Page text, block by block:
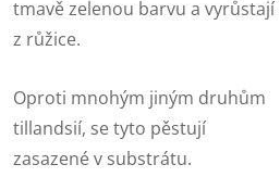
tmavě zelenou barvu a vyrůstají
z růžice.
Oproti mnohým jiným druhům
tillandsií, se tyto pěstují
zasazené v substrátu.